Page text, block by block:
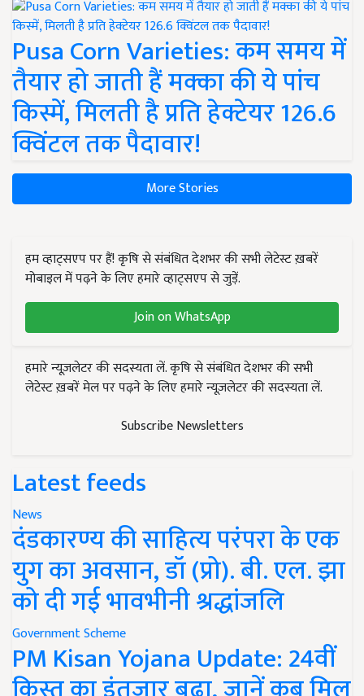
Pusa Corn Varieties: कम समय में
तैयार हो जाती हैं मक्का की ये पांच
किस्में, मिलती है प्रति हेक्टेयर 126.6
क्विंटल तक पैदावार!
More Stories
हम व्हाट्सएप पर हैं! कृषि से संबंधित देशभर की सभी लेटेस्ट ख़बरें
मोबाइल में पढ़ने के लिए हमारे व्हाट्सएप से जुड़ें.
Join on WhatsApp
हमारे न्यूज़लेटर की सदस्यता लें. कृषि से संबंधित देशभर की सभी
लेटेस्ट ख़बरें मेल पर पढ़ने के लिए हमारे न्यूज़लेटर की सदस्यता लें.
Subscribe Newsletters
Latest feeds
News
दंडकारण्य की साहित्य परंपरा के एक
युग का अवसान, डॉ (प्रो). बी. एल. झा
को दी गई भावभीनी श्रद्धांजलि
Government Scheme
PM Kisan Yojana Update: 24वीं